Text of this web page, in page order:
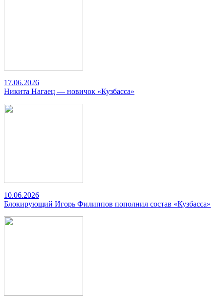
17.06.2026
Никита Нагаец — новичок «Кузбасса»
10.06.2026
Блокирующий Игорь Филиппов пополнил состав «Кузбасса»